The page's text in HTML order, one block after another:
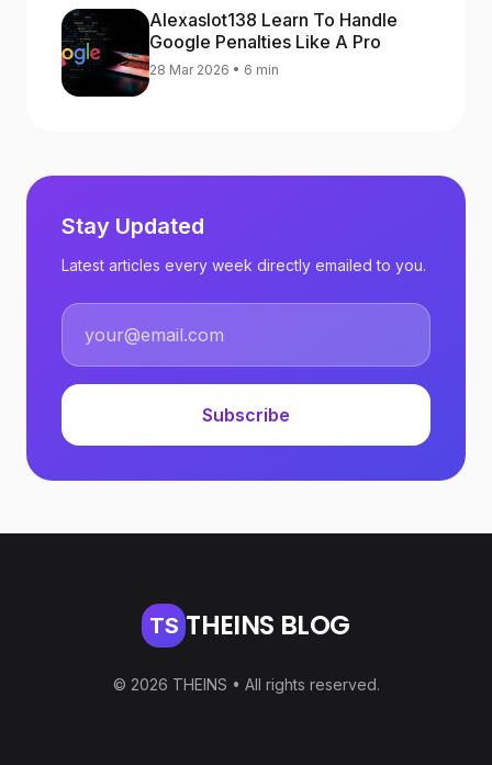
Alexaslot138 Learn To Handle
Google Penalties Like A Pro
28 Mar 2026 • 6 min
Stay Updated
Latest articles every week directly emailed to you.
Subscribe
TS THEINS BLOG
© 2026 THEINS • All rights reserved.